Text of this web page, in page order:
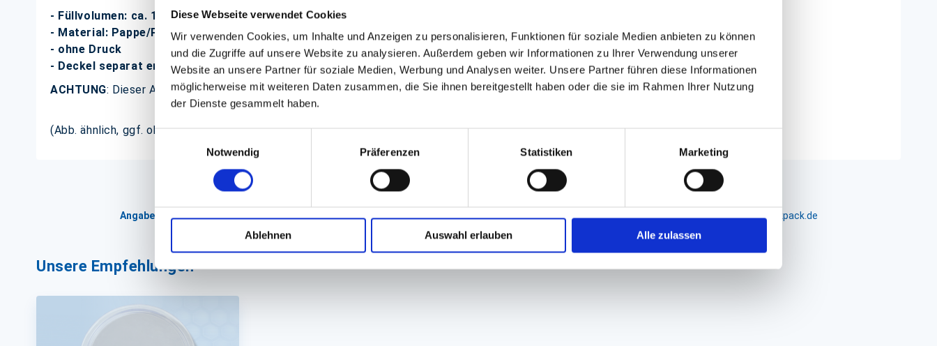
Diese Webseite verwendet Cookies
Wir verwenden Cookies, um Inhalte und Anzeigen zu personalisieren, Funktionen für soziale Medien anbieten zu können
und die Zugriffe auf unsere Website zu analysieren. Außerdem geben wir Informationen zu Ihrer Verwendung unserer
Website an unsere Partner für soziale Medien, Werbung und Analysen weiter. Unsere Partner führen diese Informationen
möglicherweise mit weiteren Daten zusammen, die Sie ihnen bereitgestellt haben oder die sie im Rahmen Ihrer Nutzung
der Dienste gesammelt haben.
Einwilligungsauswahl
Notwendig
Präferenzen Statistiken Marketing
Ablehnen Auswahl erlauben Alle zulassen
- Füllvolumen: ca. 1200ml
- Material: Pappe/PLA
- ohne Druck
- Deckel separat erhältlich
ACHTUNG: Dieser Artikel beinhaltet NUR die Schalen, die Deckel sind separat (Art. Nr. 31-1024) erhältlich!
(Abb. ähnlich, ggf. ohne Dekoration; die Farben können auf dem Bildschirm anders erscheinen als das Produkt selber)
Angaben zur Informationspflichten der GPSR Produktsicherheitsverordnung:packpack.de GmbH, Am Bullhamm 24-26, D-26441 Jever, info@packpack.de
Unsere Empfehlungen